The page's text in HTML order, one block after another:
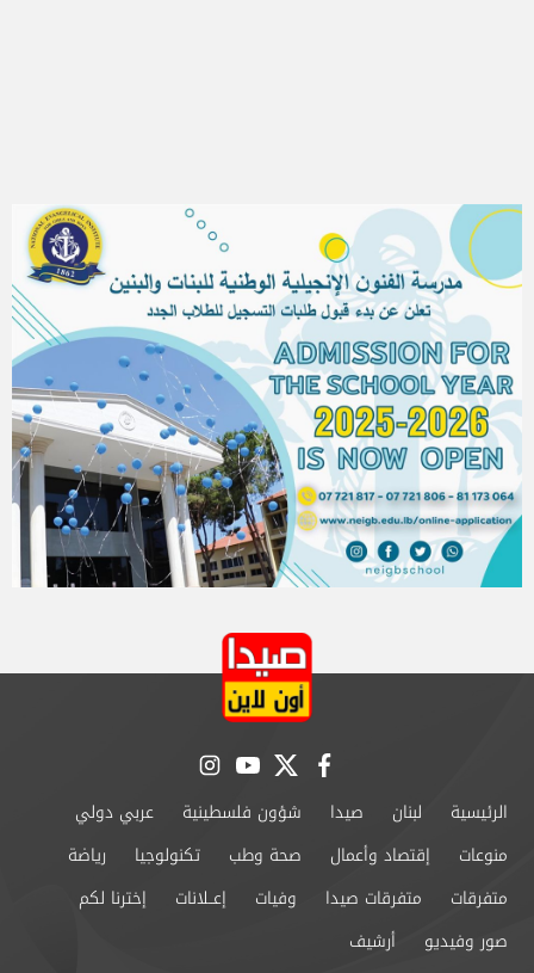
facebook
twitter
youtube
instagram
الرئيسية لبنان صيدا شؤون فلسطينية
عربي دولي
منوعات
إقتصاد وأعمال صحة وطب تكنولوجيا
رياضة
متفرقات
متفرقات صيدا وفيات إعــلانات
إخترنا لكم
صور وفيديو
أرشيف